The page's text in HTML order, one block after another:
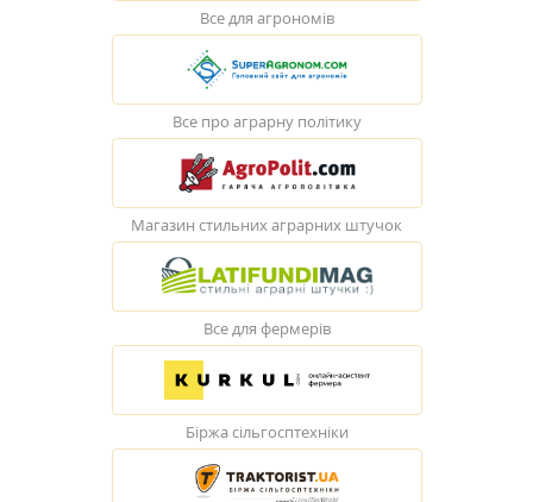
Все для агрономів
Все про аграрну політику
Магазин стильних аграрних штучок
Все для фермерів
Біржа сільгосптехніки